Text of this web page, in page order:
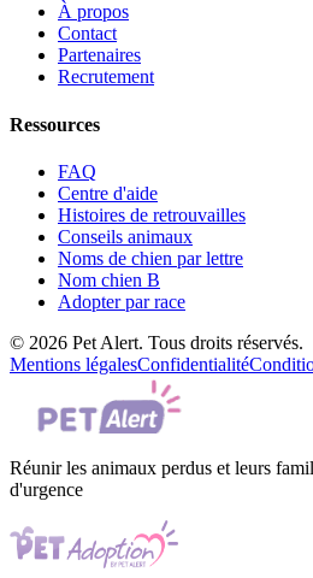
À propos
Contact
Partenaires
Recrutement
Ressources
FAQ
Centre d'aide
Histoires de retrouvailles
Conseils animaux
Noms de chien par lettre
Nom chien B
Adopter par race
© 2026 Pet Alert. Tous droits réservés.
Mentions légalesConfidentialité
Réunir les animaux perdus et leurs
d'urgence